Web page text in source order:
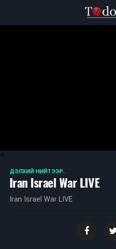
<
ДЭЛХИЙ НИЙТЭЭР..
Iran Israel War LIVE
Iran Israel War LIVE